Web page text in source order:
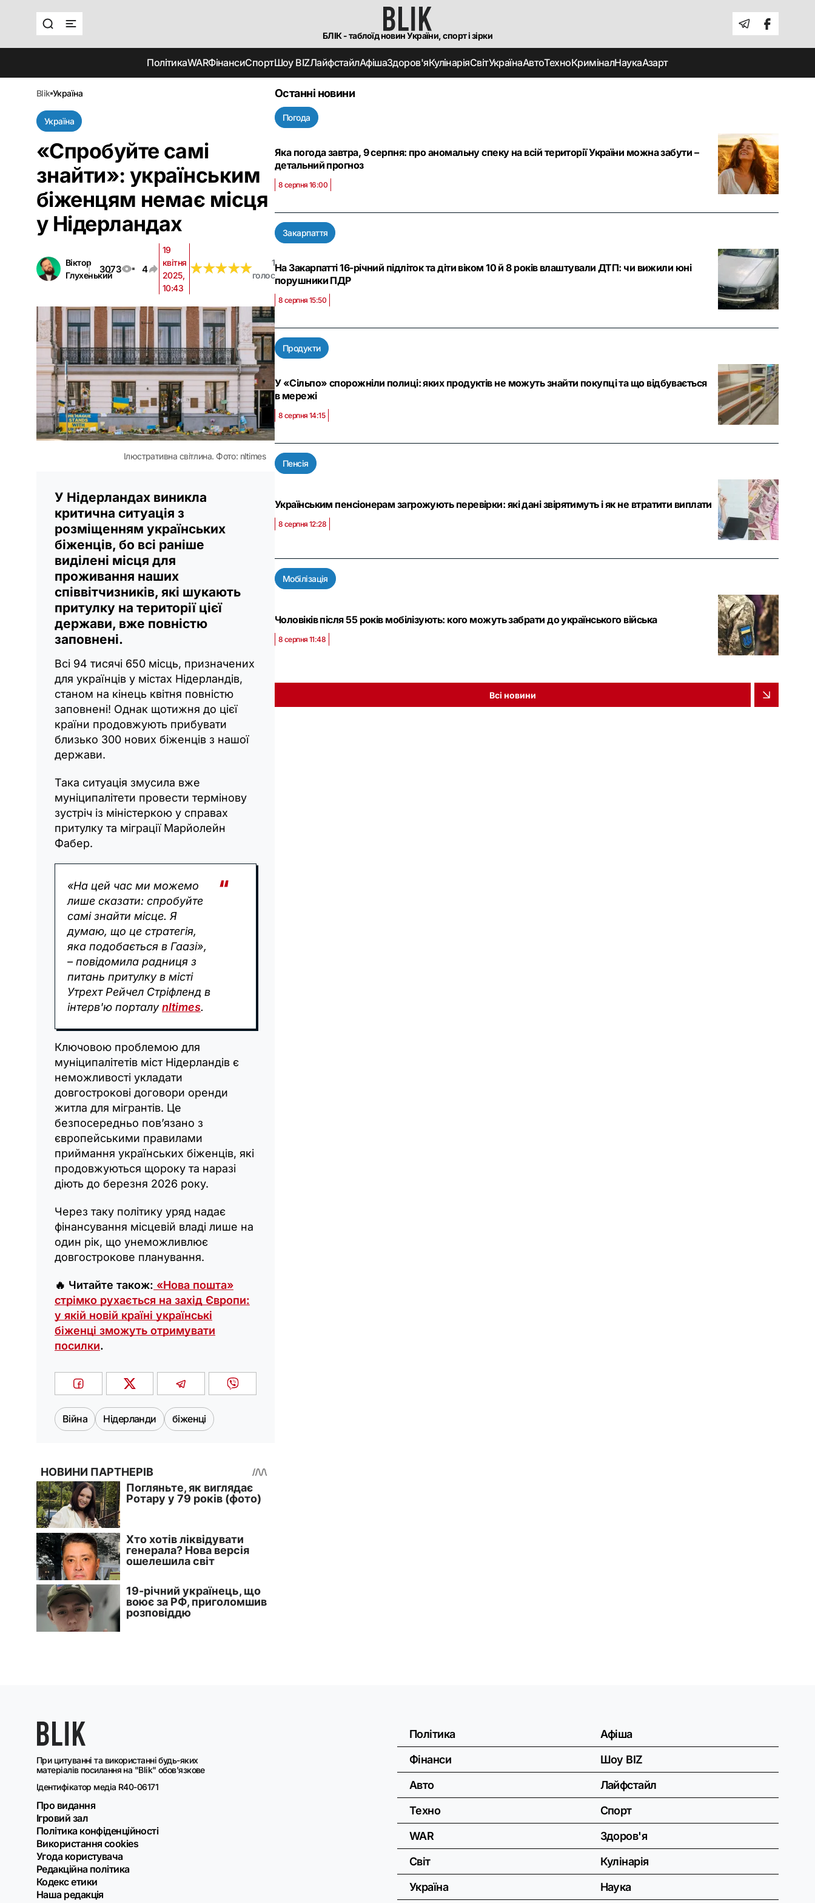
БЛІК - таблоїд новин України, спорт і зірки
ПолітикаWARФінансиСпортШоу BIZЛайфстайлАфішаЗдоров'яКулінаріяСвітУкраїнаАвтоТехноКриміналНаукаАзарт
blik україна
Україна
«Спробуйте самі
знайти»: українським
біженцям немає місця
у Нідерландах
Віктор
Глухенький
3073 4
19
квітня
2025,
10:43
★★★★★
★★★★★
1
голос
Ілюстративна світлина. Фото: nltimes
У Нідерландах виникла
критична ситуація з
розміщенням українських
біженців, бо всі раніше
виділені місця для
проживання наших
співвітчизників, які шукають
притулку на території цієї
держави, вже повністю
заповнені.
Всі 94 тисячі 650 місць, призначених
для українців у містах Нідерландів,
станом на кінець квітня повністю
заповнені! Однак щотижня до цієї
країни продовжують прибувати
близько 300 нових біженців з нашої
держави.
Така ситуація змусила вже
муніципалітети провести термінову
зустріч із міністеркою у справах
притулку та міграції Марйолейн
Фабер.
«На цей час ми можемо
лише сказати: спробуйте
самі знайти місце. Я
думаю, що це стратегія,
яка подобається в Гаазі»,
– повідомила радниця з
питань притулку в місті
Утрехт Рейчел Стріфленд в
інтерв'ю порталуnltimes.
Ключовою проблемою для
муніципалітетів міст Нідерландів є
неможливості укладати
довгострокові договори оренди
житла для мігрантів. Це
безпосередньо пов’язано з
європейськими правилами
приймання українських біженців, які
продовжуються щороку та наразі
діють до березня 2026 року.
Через таку політику уряд надає
фінансування місцевій владі лише на
один рік, що унеможливлює
довгострокове планування.
🔥 Читайте також: «Нова пошта»
стрімко рухається на захід Європи:
у якій новій країні українські
біженці зможуть отримувати
посилки.
Війна Нідерланди біженці
Останні новини
Погода
Яка погода завтра, 9 серпня: про аномальну спеку на всій території України можна забути –
детальний прогноз
8 серпня 16:00
Закарпаття
На Закарпатті 16-річний підліток та діти віком 10 й 8 років влаштували ДТП: чи вижили юні
порушники ПДР
8 серпня 15:50
Продукти
У «Сільпо» спорожніли полиці: яких продуктів не можуть знайти покупці та що відбувається
в мережі
8 серпня 14:15
Пенсія
Українським пенсіонерам загрожують перевірки: які дані звірятимуть і як не втратити виплати
8 серпня 12:28
Мобілізація
Чоловіків після 55 років мобілізують: кого можуть забрати до українського війська
8 серпня 11:48
Всі новини
При цитуванні та використанні будь-яких
матеріалів посилання на "Blik" обов'язкове
Ідентифікатор медіа R40-06171
Про видання
Ігровий зал
Політика конфіденційності
Використання cookies
Угода користувача
Редакційна політика
Кодекс етики
Наша редакція
Політика
Фінанси
Авто
Техно
WAR
Світ
Україна
Афіша
Шоу BIZ
Лайфстайл
Спорт
Здоров'я
Кулінарія
Наука